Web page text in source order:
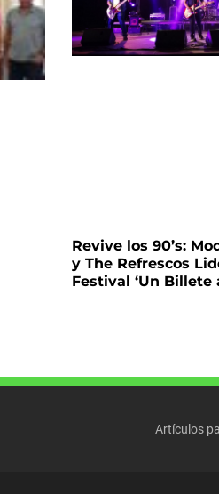
Revive los 90’s:
y The Refrescos
Festival ‘Un Billete
Artículos